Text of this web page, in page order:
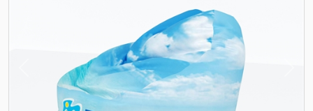
Previous